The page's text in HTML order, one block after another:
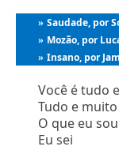
» Saudade, por
» Mozão, por
» Insano, por
Você é tudo
Tudo e
O que eu
Eu sei